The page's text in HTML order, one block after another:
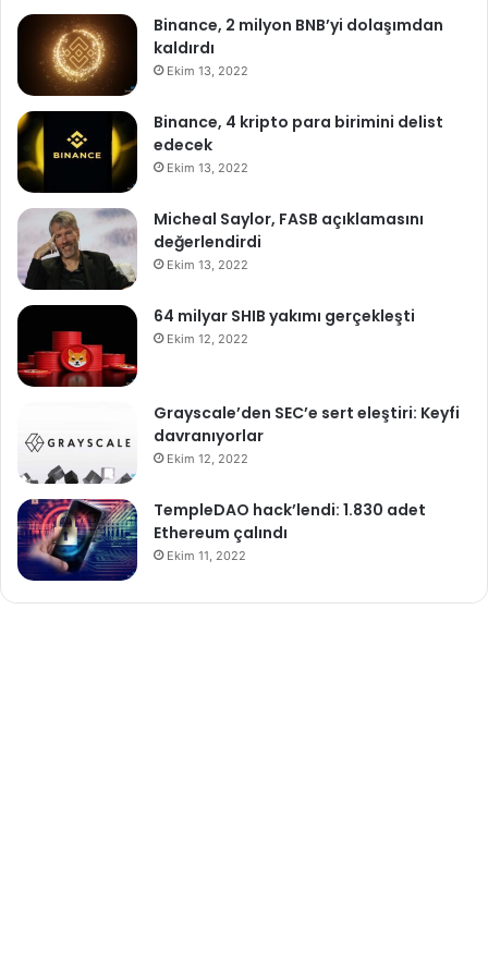
Binance, 2 milyon BNB’yi dolaşımdan
kaldırdı
Ekim 13, 2022
Binance, 4 kripto para birimini delist
edecek
Ekim 13, 2022
Micheal Saylor, FASB açıklamasını
değerlendirdi
Ekim 13, 2022
64 milyar SHIB yakımı gerçekleşti
Ekim 12, 2022
Grayscale’den SEC’e sert eleştiri: Keyfi
davranıyorlar
Ekim 12, 2022
TempleDAO hack’lendi: 1.830 adet
Ethereum çalındı
Ekim 11, 2022